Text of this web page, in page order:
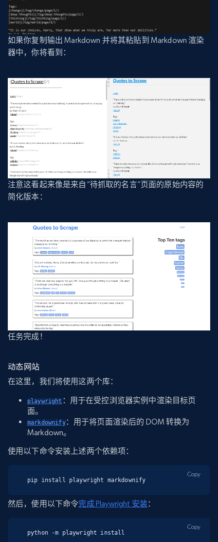
如果你复制输出 Markdown 并将其粘贴到 Markdown 渲染
器中，你将看到：
注意这看起来像是来自“待抓取的名言”页面的原始内容的
简化版本：
任务完成！
动态网站
在这里，我们将使用这两个库：
playwright ：用于在受控浏览器实例中渲染目标页
面。
markdownify：用于将页面渲染后的 DOM 转换为
Markdown。
使用以下命令安装上述两个依赖项：
pip install playwright markdownify
Copy
然后，使用以下命令完成 Playwright 安装：
python -m playwright install
Copy